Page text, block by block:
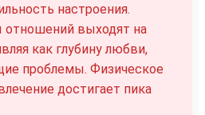
настроения.
выходят на
как глубину любви,
проблемы. Физическое
достигает пика